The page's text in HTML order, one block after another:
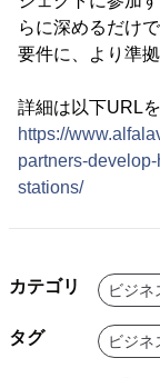
らに深めるだけ
要件に、より準
詳細は以下URL
https://
partners-
stations/
カテゴリ ビジネ
タグ ビジネ